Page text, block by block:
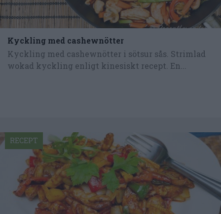
Kyckling med cashewnötter
Kyckling med cashewnötter i sötsur sås. Strimlad
wokad kyckling enligt kinesiskt recept. En...
RECEPT